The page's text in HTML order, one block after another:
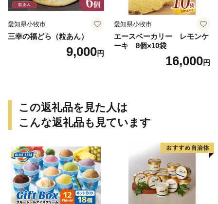
愛知県小牧市
三幸の福どら（粒あん）
9,000円
愛知県小牧市
エースベーカリー レモンケ
ーキ 8個×10袋
16,000円
この返礼品を見た人は
こんな返礼品も見ています